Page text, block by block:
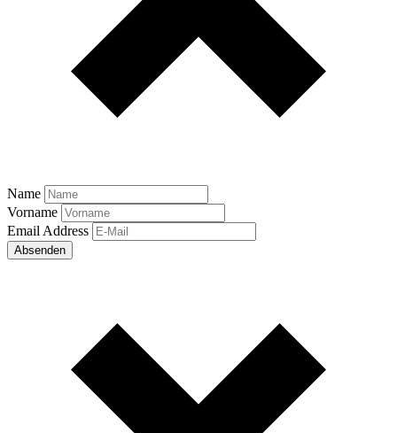
Name
Vorname
Email Address